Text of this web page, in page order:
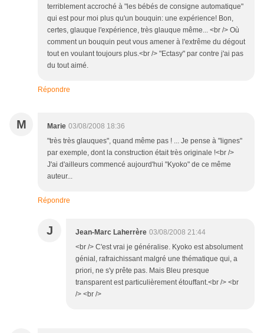
terriblement accroché à "les bébés de consigne automatique"
qui est pour moi plus qu'un bouquin: une expérience! Bon,
certes, glauque l'expérience, très glauque même... <br /> Où
comment un bouquin peut vous amener à l'extrême du dégout
tout en voulant toujours plus.<br /> "Ectasy" par contre j'ai pas
du tout aimé.
Répondre
M Marie 03/08/2008 18:36
"très très glauques", quand même pas ! ... Je pense à "lignes"
par exemple, dont la construction était très originale !<br />
J'ai d'ailleurs commencé aujourd'hui "Kyoko" de ce même
auteur...
Répondre
J Jean-Marc Laherrère 03/08/2008 21:44
<br /> C'est vrai je généralise. Kyoko est absolument
génial, rafraichissant malgré une thématique qui, a
priori, ne s'y prête pas. Mais Bleu presque
transparent est particulièrement étouffant.<br /> <br
/> <br />